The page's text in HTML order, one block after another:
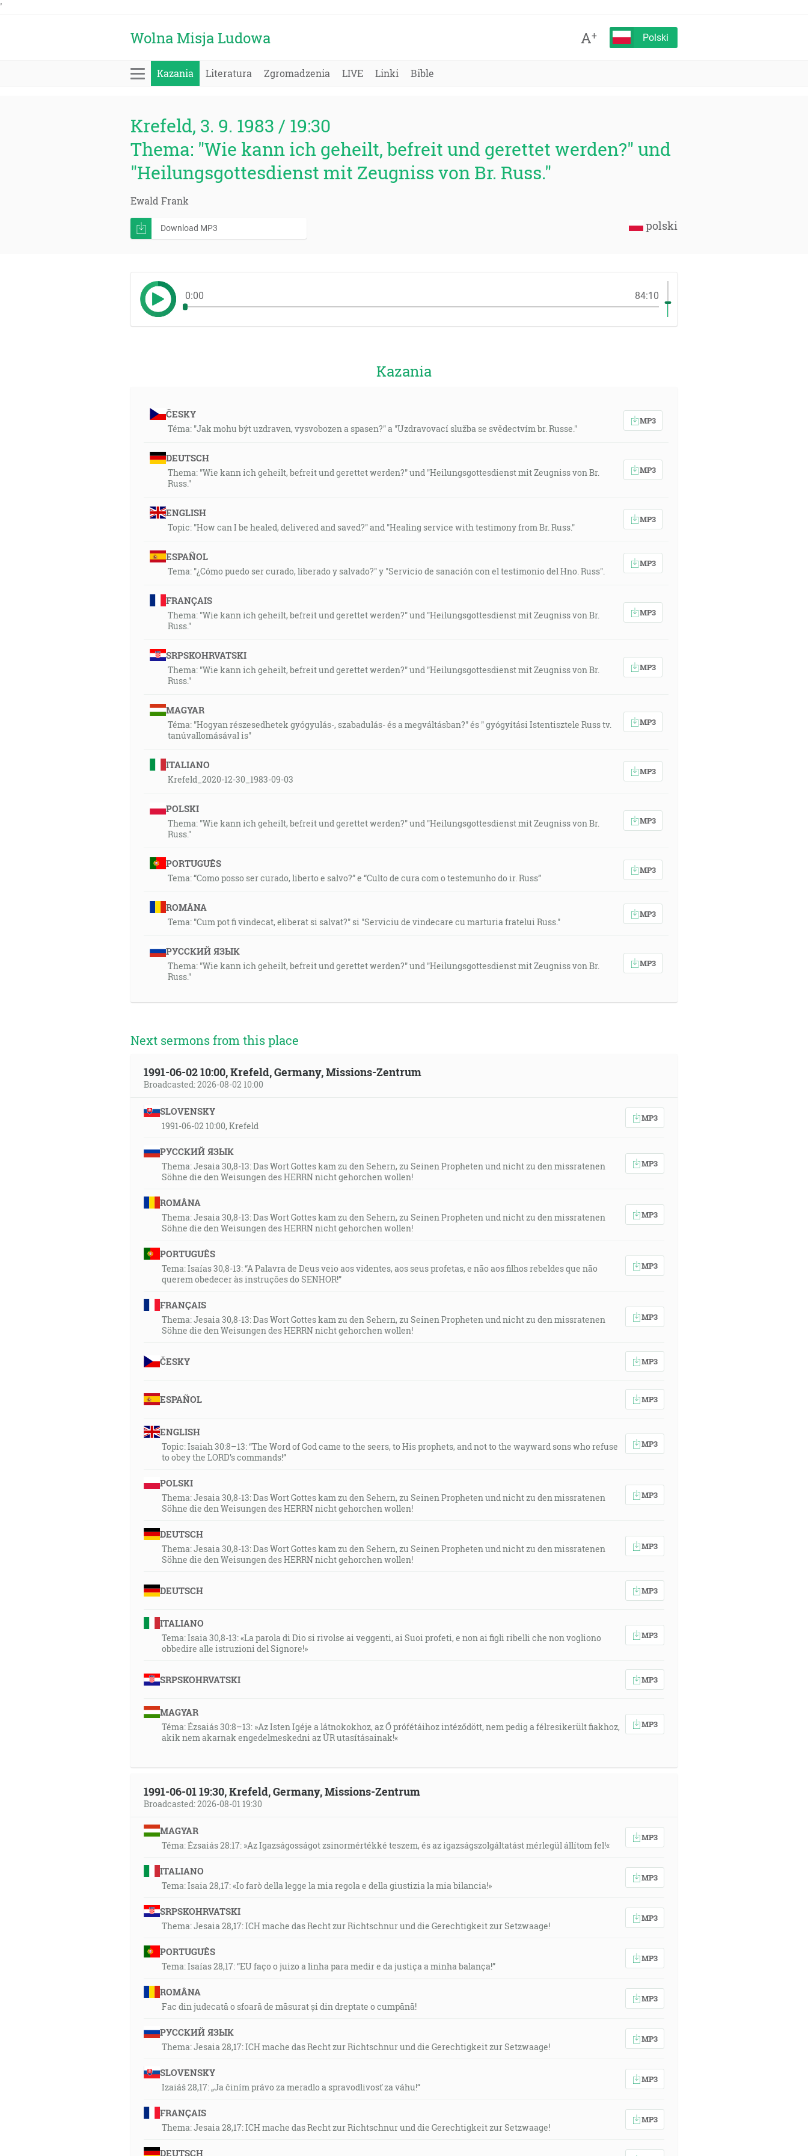
'
Wolna Misja Ludowa A+ Polski
Kazania Literatura Zgromadzenia LIVE Linki Bible
Krefeld, 3. 9. 1983 / 19:30
Thema: "Wie kann ich geheilt, befreit und gerettet werden?" und
"Heilungsgottesdienst mit Zeugniss von Br. Russ."
Ewald Frank
polski
Download MP3
0:00 84:10
Kazania
ČESKY
Téma: "Jak mohu být uzdraven, vysvobozen a spasen?" a "Uzdravovací služba se svědectvím br. Russe."
MP3
DEUTSCH
Thema: "Wie kann ich geheilt, befreit und gerettet werden?" und "Heilungsgottesdienst mit Zeugniss von Br.
Russ."
MP3
ENGLISH
Topic: "How can I be healed, delivered and saved?" and "Healing service with testimony from Br. Russ."
MP3
ESPAÑOL
Tema: "¿Cómo puedo ser curado, liberado y salvado?" y "Servicio de sanación con el testimonio del Hno. Russ".
MP3
FRANÇAIS
Thema: "Wie kann ich geheilt, befreit und gerettet werden?" und "Heilungsgottesdienst mit Zeugniss von Br.
Russ."
MP3
SRPSKOHRVATSKI
Thema: "Wie kann ich geheilt, befreit und gerettet werden?" und "Heilungsgottesdienst mit Zeugniss von Br.
Russ."
MP3
MAGYAR
Téma: "Hogyan részesedhetek gyógyulás-, szabadulás- és a megváltásban?" és " gyógyítási Istentisztele Russ tv.
tanúvallomásával is"
MP3
ITALIANO
Krefeld_2020-12-30_1983-09-03
MP3
POLSKI
Thema: "Wie kann ich geheilt, befreit und gerettet werden?" und "Heilungsgottesdienst mit Zeugniss von Br.
Russ."
MP3
PORTUGUÊS
Tema: “Como posso ser curado, liberto e salvo?” e “Culto de cura com o testemunho do ir. Russ”
MP3
ROMÂNA
Tema: "Cum pot fi vindecat, eliberat si salvat?" si "Serviciu de vindecare cu marturia fratelui Russ."
MP3
РУССКИЙ ЯЗЫК
Thema: "Wie kann ich geheilt, befreit und gerettet werden?" und "Heilungsgottesdienst mit Zeugniss von Br.
Russ."
MP3
Next sermons from this place
1991-06-02 10:00, Krefeld, Germany, Missions-Zentrum
Broadcasted: 2026-08-02 10:00
SLOVENSKY
1991-06-02 10:00, Krefeld
MP3
РУССКИЙ ЯЗЫК
Thema: Jesaia 30,8-13: Das Wort Gottes kam zu den Sehern, zu Seinen Propheten und nicht zu den missratenen
Söhne die den Weisungen des HERRN nicht gehorchen wollen!
MP3
ROMÂNA
Thema: Jesaia 30,8-13: Das Wort Gottes kam zu den Sehern, zu Seinen Propheten und nicht zu den missratenen
Söhne die den Weisungen des HERRN nicht gehorchen wollen!
MP3
PORTUGUÊS
Tema: Isaías 30,8-13: “A Palavra de Deus veio aos videntes, aos seus profetas, e não aos filhos rebeldes que não
querem obedecer às instruções do SENHOR!”
MP3
FRANÇAIS
Thema: Jesaia 30,8-13: Das Wort Gottes kam zu den Sehern, zu Seinen Propheten und nicht zu den missratenen
Söhne die den Weisungen des HERRN nicht gehorchen wollen!
MP3
ČESKY MP3
ESPAÑOL MP3
ENGLISH
Topic: Isaiah 30:8–13: “The Word of God came to the seers, to His prophets, and not to the wayward sons who refuse
to obey the LORD’s commands!”
MP3
POLSKI
Thema: Jesaia 30,8-13: Das Wort Gottes kam zu den Sehern, zu Seinen Propheten und nicht zu den missratenen
Söhne die den Weisungen des HERRN nicht gehorchen wollen!
MP3
DEUTSCH
Thema: Jesaia 30,8-13: Das Wort Gottes kam zu den Sehern, zu Seinen Propheten und nicht zu den missratenen
Söhne die den Weisungen des HERRN nicht gehorchen wollen!
MP3
DEUTSCH MP3
ITALIANO
Tema: Isaia 30,8-13: «La parola di Dio si rivolse ai veggenti, ai Suoi profeti, e non ai figli ribelli che non vogliono
obbedire alle istruzioni del Signore!»
MP3
SRPSKOHRVATSKI MP3
MAGYAR
Téma: Ézsaiás 30:8–13: »Az Isten Igéje a látnokokhoz, az Ő prófétáihoz intéződött, nem pedig a félresikerült fiakhoz,
akik nem akarnak engedelmeskedni az ÚR utasításainak!«
MP3
1991-06-01 19:30, Krefeld, Germany, Missions-Zentrum
Broadcasted: 2026-08-01 19:30
MAGYAR
Téma: Ézsaiás 28:17: »Az Igazságosságot zsinormértékké teszem, és az igazságszolgáltatást mérlegül állítom fel!«
MP3
ITALIANO
Tema: Isaia 28,17: «Io farò della legge la mia regola e della giustizia la mia bilancia!»
MP3
SRPSKOHRVATSKI
Thema: Jesaia 28,17: ICH mache das Recht zur Richtschnur und die Gerechtigkeit zur Setzwaage!
MP3
PORTUGUÊS
Tema: Isaías 28,17: “EU faço o juizo a linha para medir e da justiça a minha balança!”
MP3
ROMÂNA
Fac din judecată o sfoară de măsurat și din dreptate o cumpănă!
MP3
РУССКИЙ ЯЗЫК
Thema: Jesaia 28,17: ICH mache das Recht zur Richtschnur und die Gerechtigkeit zur Setzwaage!
MP3
SLOVENSKY
Izaiáš 28,17: „Ja činím právo za meradlo a spravodlivosť za váhu!“
MP3
FRANÇAIS
Thema: Jesaia 28,17: ICH mache das Recht zur Richtschnur und die Gerechtigkeit zur Setzwaage!
MP3
DEUTSCH